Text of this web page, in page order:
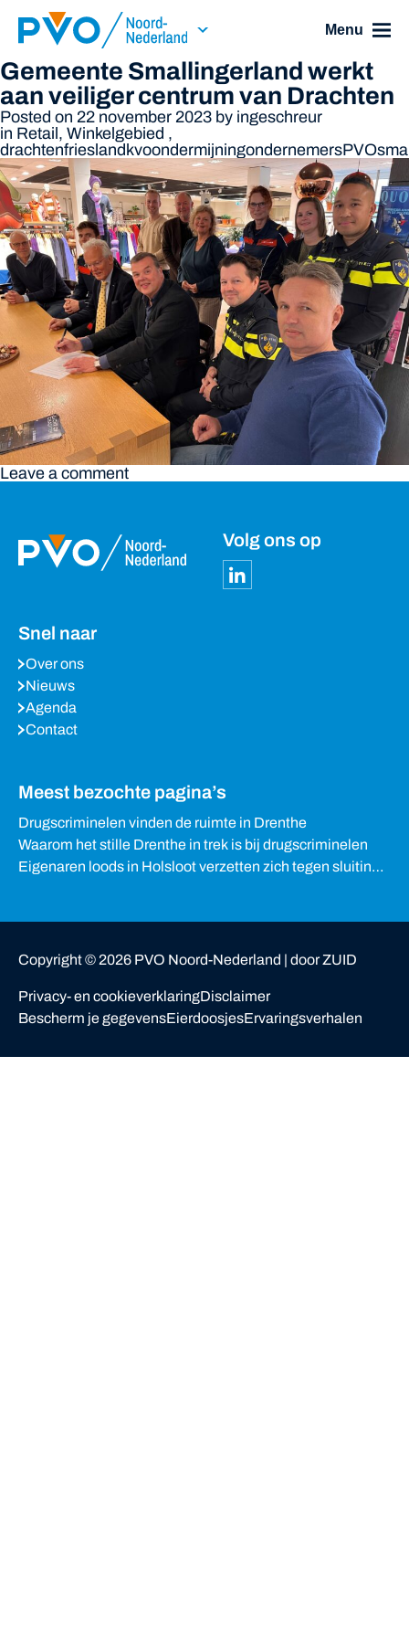
Skip Navigation or Skip to Content
Menu
Gemeente Smallingerland werkt
aan veiliger centrum van Drachten
Posted on 22 november 2023 by ingeschreur
in Retail , Winkelgebied ,
drachtenfriesland kvoondermijningondernemersPVO
Leave a comment
Volg ons op
Snel naar
Over ons
Nieuws
Agenda
Contact
Meest bezochte pagina’s
Drugscriminelen vinden de ruimte in Drenthe
Waarom het stille Drenthe in trek is bij drugscriminelen
Eigenaren loods in Holsloot verzetten zich tegen sluiting
Copyright © 2026 PVO Noord-Nederland | door ZUID
Privacy- en cookieverklaringDisclaimer
Bescherm je gegevensEierdoosjesErvaringsverhalen